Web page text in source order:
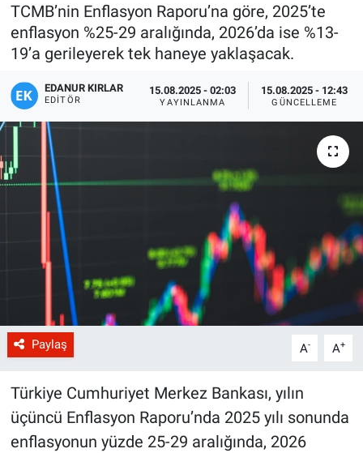
TCMB’nin Enflasyon Raporu’na göre, 2025’te
enflasyon %25-29 aralığında, 2026’da ise %13-
19’a gerileyerek tek haneye yaklaşacak.
EDANUR KIRLAR
EDITÖR
15.08.2025 - 02:03
YAYINLANMA
15.08.2025 - 12:43
GÜNCELLEME
Paylaş A- A+
Türkiye Cumhuriyet Merkez Bankası, yılın
üçüncü Enflasyon Raporu’nda 2025 yılı sonunda
enflasyonun yüzde 25-29 aralığında, 2026